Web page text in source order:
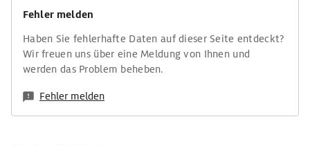
Fehler melden
Haben Sie fehlerhafte Daten auf dieser Seite entdeckt?
Wir freuen uns über eine Meldung von Ihnen und
werden das Problem beheben.
Fehler melden